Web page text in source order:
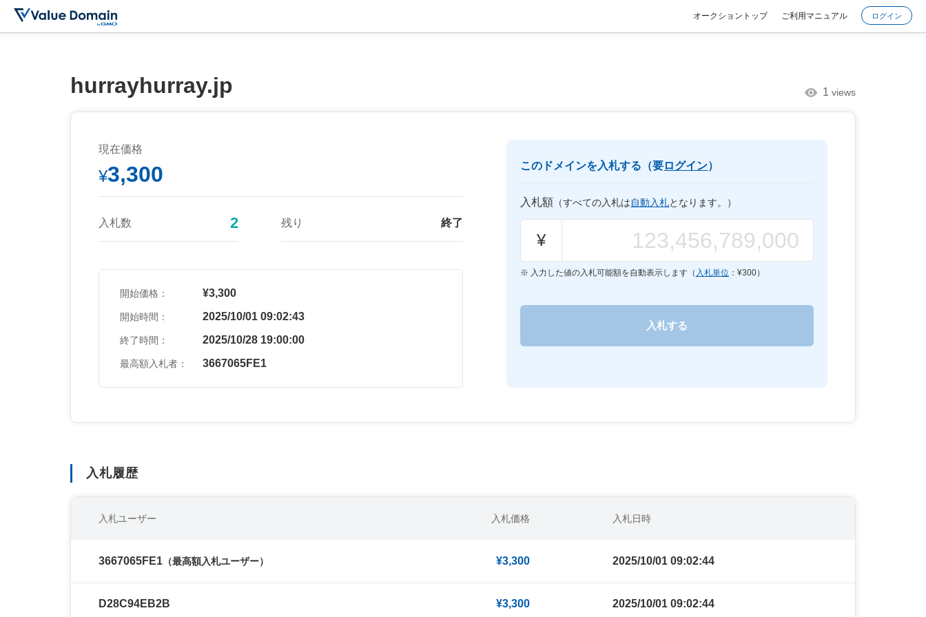
オークショントップ ご利用マニュアル ログイン
hurrayhurray.jp 1 views
現在価格
¥3,300
入札数 2 残り 終了
開始価格： ¥3,300
開始時間： 2025/10/01 09:02:43
終了時間： 2025/10/28 19:00:00
最高額入札者： 3667065FE1
このドメインを入札する（要ログイン）
入札額 （すべての入札は自動入札となります。）
¥
入力した値の入札可能額を自動表示します（ 入札単位 ：¥300）
入札履歴
入札ユーザー 入札価格 入札日時
3667065FE1 （最高額入札ユーザー） ¥3,300 2025/10/01 09:02:44
D28C94EB2B ¥3,300 2025/10/01 09:02:44